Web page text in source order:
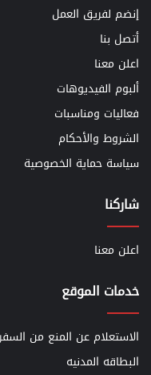
إنضم لفريق العمل
أتصل بنا
اعلن معنا
ألبوم الفيديوهات
فعاليات ومناسبات
الشروط والأحكام
سياسة حماية الخصوصية
شاركنا
اعلن معنا
خدمات الموقع
الاستعلام عن المنع من السفر
البطاقه المدنيه